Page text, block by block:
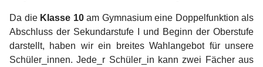
Da die Klasse 10am Gymnasium eine Doppelfunktion als
Abschluss der Sekundarstufe I und Beginn der Oberstufe
darstellt, haben wir ein breites Wahlangebot für unsere
Schüler_innen. Jede_r Schüler_in kann zwei Fächer aus